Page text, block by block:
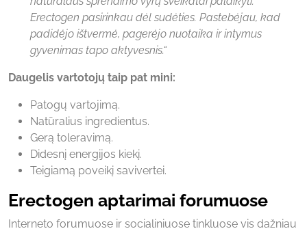
Erectogen pasirinkau dėl sudėties. Pastebėjau, kad
padidėjo ištvermė, pagerėjo nuotaika ir intymus
gyvenimas tapo aktyvesnis.“
Daugelis vartotojų taip pat mini:
Patogų vartojimą.
Natūralius ingredientus.
Gerą toleravimą.
Didesnį energijos kiekį.
Teigiamą poveikį savivertei.
Erectogen aptarimai forumuose
Interneto forumuose ir socialiniuose tinkluose vis dažniau